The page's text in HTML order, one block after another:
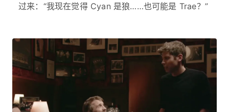
过来：“我现在觉得 Cyan 是狼……也可能是 Trae？”